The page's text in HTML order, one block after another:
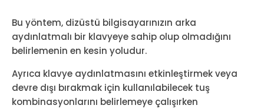
Bu yöntem, dizüstü bilgisayarınızın arka
aydınlatmalı bir klavyeye sahip olup olmadığını
belirlemenin en kesin yoludur.
Ayrıca klavye aydınlatmasını etkinleştirmek veya
devre dışı bırakmak için kullanılabilecek tuş
kombinasyonlarını belirlemeye çalışırken